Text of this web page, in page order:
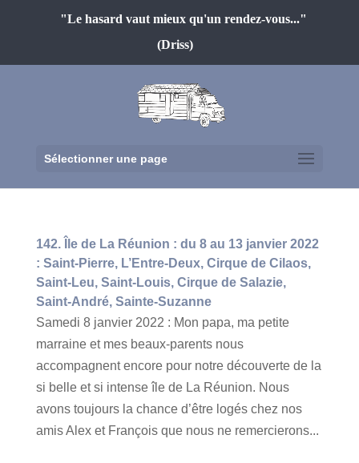
"Le hasard vaut mieux qu'un rendez-vous..."
(Driss)
Sélectionner une page
142. Île de La Réunion : du 8 au 13 janvier 2022
: Saint-Pierre, L’Entre-Deux, Cirque de Cilaos,
Saint-Leu, Saint-Louis, Cirque de Salazie,
Saint-André, Sainte-Suzanne
Samedi 8 janvier 2022 : Mon papa, ma petite
marraine et mes beaux-parents nous
accompagnent encore pour notre découverte de la
si belle et si intense île de La Réunion. Nous
avons toujours la chance d’être logés chez nos
amis Alex et François que nous ne remercierons...